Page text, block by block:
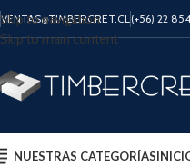
Skip to navigation
Skip to main content
VENTAS@TIMBERCRET.CL (+56) 22
NUESTRAS CATEGORÍAS